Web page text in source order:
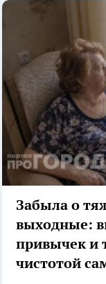
Забыла о
выходные:
привычек и
чистотой